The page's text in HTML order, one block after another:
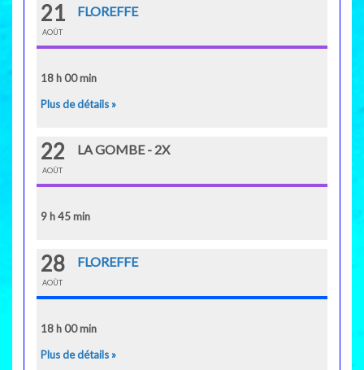
21
AOÛT
FLOREFFE
18 h 00 min
Plus de détails »
22
AOÛT
LA GOMBE - 2X
9 h 45 min
28
AOÛT
FLOREFFE
18 h 00 min
Plus de détails »